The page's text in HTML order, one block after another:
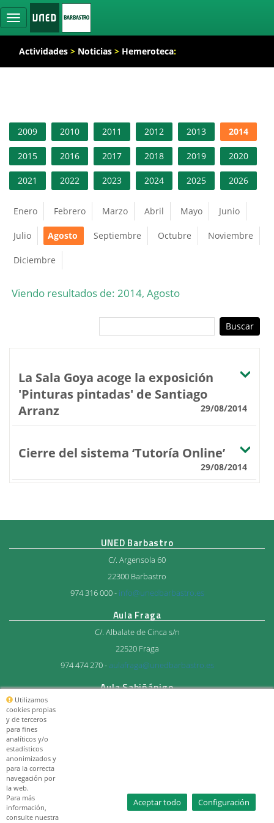
Ocultar
navegación
Actividades > Noticias > Hemeroteca:
2009 2010 2011 2012 2013 2014
2015 2016 2017 2018 2019 2020
2021 2022 2023 2024 2025 2026
Enero Febrero Marzo Abril Mayo Junio
Julio Agosto Septiembre Octubre Noviembre
Diciembre
Viendo resultados de: 2014, Agosto
La Sala Goya acoge la exposición
'Pinturas pintadas' de Santiago
Arranz
29/08/2014
Cierre del sistema ‘Tutoría Online’
29/08/2014
UNED Barbastro
C/. Argensola 60
22300 Barbastro
974 316 000 - info@unedbarbastro.es
Aula Fraga
C/. Albalate de Cinca s/n
22520 Fraga
974 474 270 -aulafraga@unedbarbastro.es
Aula Sabiñánigo
Utilizamos
cookies propias
y de terceros
para fines
analíticos y/o
estadísticos
anonimizados y
para la correcta
navegación por
la web.
Para más
información,
consulte nuestra
Aceptar todo Configuración